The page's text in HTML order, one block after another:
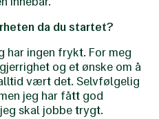
da du startet?
har ingen frykt. For meg
og et ønske om å
vært det. Selvfølgelig
jeg har fått god
skal jobbe trygt.